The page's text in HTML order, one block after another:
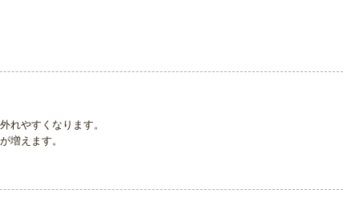
れやすくなります。
増えます。